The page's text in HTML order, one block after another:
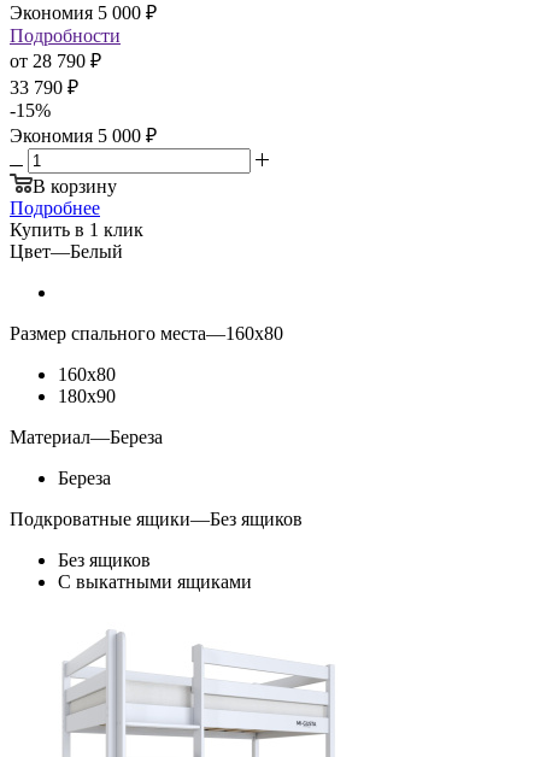
Экономия 5 000 ₽
Подробности
от 28 790 ₽
33 790 ₽
-15%
Экономия 5 000 ₽
В корзину
Подробнее
Купить в 1 клик
Цвет—Белый
Размер спального места—160х80
160х80
180х90
Материал—Береза
Береза
Подкроватные ящики—Без ящиков
Без ящиков
С выкатными ящиками